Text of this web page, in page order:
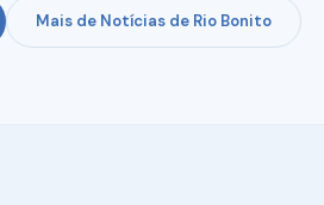
Mais de Notícias de Rio Bonito